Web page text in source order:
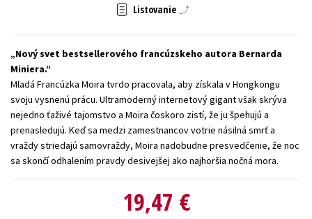
Všetky tituly
Listovanie
Nový svet bestsellerového francúzskeho autora Bernarda
Miniera.
Mladá Francúzka Moira tvrdo pracovala, aby získala v Hongkongu
svoju vysnenú prácu. Ultramoderný internetový gigant však skrýva
nejedno ťaživé tajomstvo a Moira čoskoro zistí, že ju špehujú a
prenasledujú. Keď sa medzi zamestnancov votrie násilná smrť a
vraždy striedajú samovraždy, Moira nadobudne presvedčenie, že noc
sa skončí odhalením pravdy desivejšej ako najhoršia nočná mora.
19,47 €